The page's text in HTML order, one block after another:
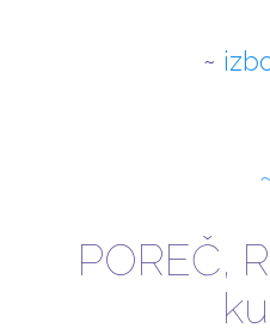
POREČ,